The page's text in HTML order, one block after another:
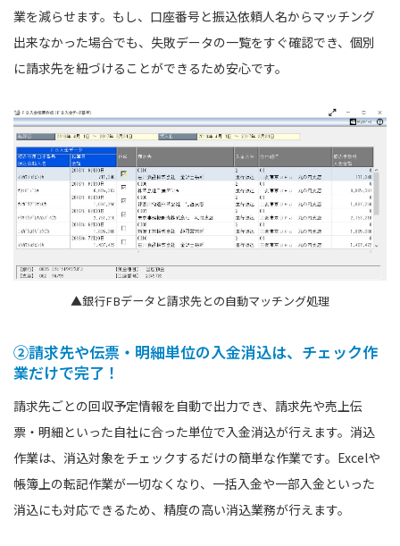
業を減らせます。もし、口座番号と振込依頼人名からマッチング
出来なかった場合でも、失敗データの一覧をすぐ確認でき、個別
に請求先を紐づけることができるため安心です。
▲銀行FBデータと請求先との自動マッチング処理
②請求先や伝票・明細単位の入金消込は、チェック作
業だけで完了！
請求先ごとの回収予定情報を自動で出力でき、請求先や売上伝
票・明細といった自社に合った単位で入金消込が行えます。消込
作業は、消込対象をチェックするだけの簡単な作業です。Excelや
帳簿上の転記作業が一切なくなり、一括入金や一部入金といった
消込にも対応できるため、精度の高い消込業務が行えます。